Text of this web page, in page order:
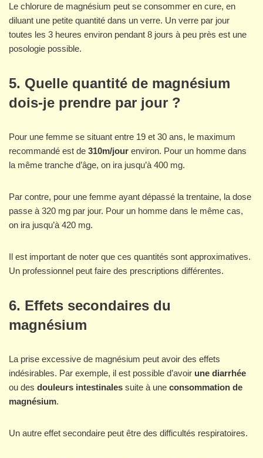
Le chlorure de magnésium peut se consommer en cure, en
diluant une petite quantité dans un verre. Un verre par jour
toutes les 3 heures environ pendant 8 jours à peu près est une
posologie possible.
5. Quelle quantité de magnésium
dois-je prendre par jour ?
Pour une femme se situant entre 19 et 30 ans, le maximum
recommandé est de 310m/jour environ. Pour un homme dans
la même tranche d’âge, on ira jusqu’à 400 mg.
Par contre, pour une femme ayant dépassé la trentaine, la dose
passe à 320 mg par jour. Pour un homme dans le même cas,
on ira jusqu’à 420 mg.
Il est important de noter que ces quantités sont approximatives.
Un professionnel peut faire des prescriptions différentes.
6. Effets secondaires du
magnésium
La prise excessive de magnésium peut avoir des effets
indésirables. Par exemple, il est possible d’avoir une diarrhée
ou des douleurs intestinales suite à une consommation de
magnésium.
Un autre effet secondaire peut être des difficultés respiratoires.